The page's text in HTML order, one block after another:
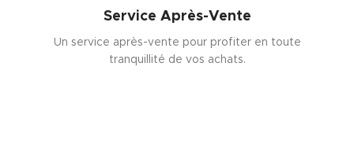
Service Après-Vente
Un service après-vente pour profiter en toute
tranquillité de vos achats.